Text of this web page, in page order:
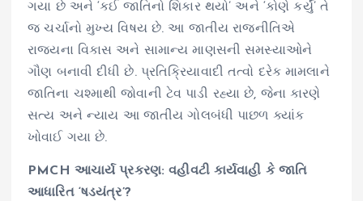
ગયા છે અને ‘કઈ જાતિનો શિકાર થયો’ અને ‘કોણે કર્યું’ તે
જ ચર્ચાનો મુખ્ય વિષય છે. આ જાતીય રાજનીતિએ
રાજ્યના વિકાસ અને સામાન્ય માણસની સમસ્યાઓને
ગૌણ બનાવી દીધી છે. પ્રતિક્રિયાવાદી તત્વો દરેક મામલાને
જાતિના ચશ્માથી જોવાની ટેવ પાડી રહ્યા છે, જેના કારણે
સત્ય અને ન્યાય આ જાતીય ગોલબંધી પાછળ ક્યાંક
ખોવાઈ ગયા છે.
PMCH આચાર્ય પ્રકરણ: વહીવટી કાર્યવાહી કે જાતિ
આધારિત ‘ષડયંત્ર’?